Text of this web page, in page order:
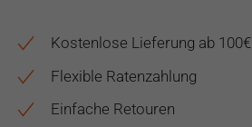
Kostenlose Lieferung ab 100€
Flexible Ratenzahlung
Einfache Retouren